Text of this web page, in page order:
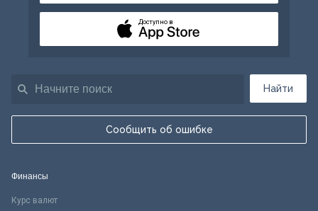
Найти
Сообщить об ошибке
Доступно в
Финансы
Курс валют